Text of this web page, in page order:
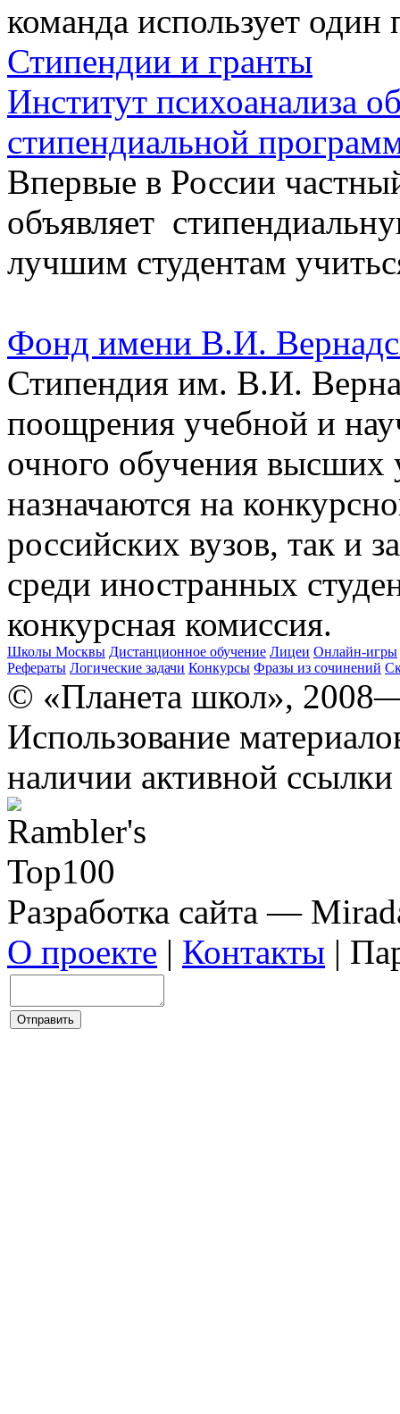
команда использует
Стипендии и гранты
Институт психоанализа
стипендиальной
Впервые в России
объявляет
лучшим студентам
Фонд имени В.И.
Стипендия им. В.И.
поощрения учебной и
очного обучения высших
назначаются на
российских вузов, так и
среди иностранных
конкурсная комиссия.
Школы Москвы Дистанционное обучение Лицеи Онлайн-игры
Рефераты Логические задачи Конкурсы Фразы из сочинений
© «Планета школ»,
Использование
наличии активной
Разработка сайта —
О проекте | Контакты |